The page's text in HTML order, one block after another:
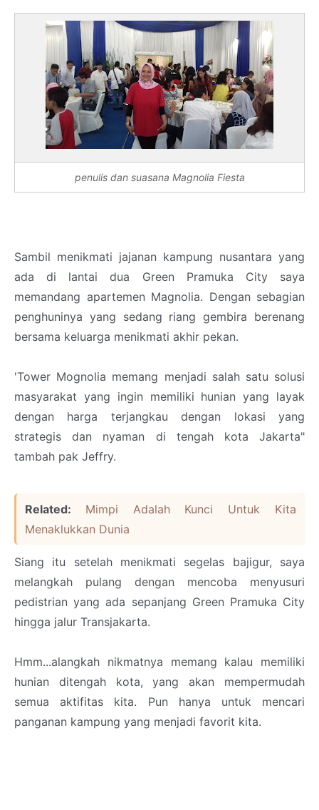
penulis dan suasana Magnolia Fiesta
Sambil menikmati jajanan kampung nusantara yang
ada di lantai dua Green Pramuka City saya
memandang apartemen Magnolia. Dengan sebagian
penghuninya yang sedang riang gembira berenang
bersama keluarga menikmati akhir pekan.
'Tower Mognolia memang menjadi salah satu solusi
masyarakat yang ingin memiliki hunian yang layak
dengan harga terjangkau dengan lokasi yang
strategis dan nyaman di tengah kota Jakarta"
tambah pak Jeffry.
Related: Mimpi Adalah Kunci Untuk Kita
Menaklukkan Dunia
Siang itu setelah menikmati segelas bajigur, saya
melangkah pulang dengan mencoba menyusuri
pedistrian yang ada sepanjang Green Pramuka City
hingga jalur Transjakarta.
Hmm...alangkah nikmatnya memang kalau memiliki
hunian ditengah kota, yang akan mempermudah
semua aktifitas kita. Pun hanya untuk mencari
panganan kampung yang menjadi favorit kita.